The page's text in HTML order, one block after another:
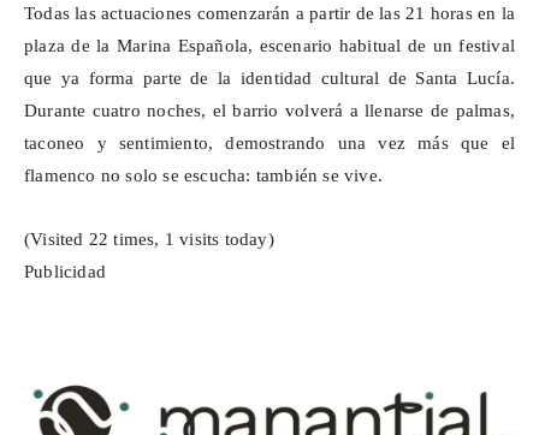
Todas las actuaciones comenzarán a partir de las 21 horas en la
plaza de la Marina Española, escenario habitual de un festival
que ya forma parte de la identidad cultural de Santa Lucía.
Durante cuatro noches, el barrio volverá a llenarse de palmas,
taconeo y sentimiento, demostrando una vez más que el
flamenco no solo se escucha: también se vive.
(Visited 22 times, 1 visits today)
Publicidad